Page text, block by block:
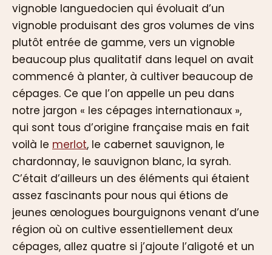
vignoble languedocien qui évoluait d’un
vignoble produisant des gros volumes de vins
plutôt entrée de gamme, vers un vignoble
beaucoup plus qualitatif dans lequel on avait
commencé à planter, à cultiver beaucoup de
cépages. Ce que l’on appelle un peu dans
notre jargon « les cépages internationaux »,
qui sont tous d’origine française mais en fait
voilà le merlot, le cabernet sauvignon, le
chardonnay, le sauvignon blanc, la syrah.
C’était d’ailleurs un des éléments qui étaient
assez fascinants pour nous qui étions de
jeunes œnologues bourguignons venant d’une
région où on cultive essentiellement deux
cépages, allez quatre si j’ajoute l’aligoté et un